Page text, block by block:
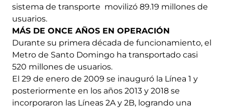
sistema de transporte movilizó 89.19 millones de
usuarios.
MÁS DE ONCE AÑOS EN OPERACIÓN
Durante su primera década de funcionamiento, el
Metro de Santo Domingo ha transportado casi
520 millones de usuarios.
El 29 de enero de 2009 se inauguró la Línea 1 y
posteriormente en los años 2013 y 2018 se
incorporaron las Líneas 2A y 2B, logrando una